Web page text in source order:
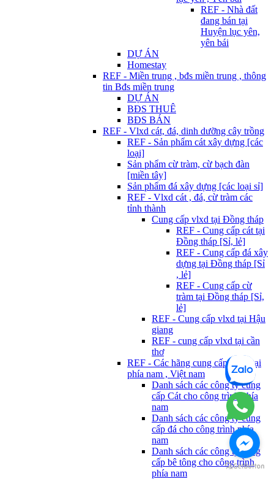
REF - Nhà đất
đang bán tại
Huyện lục yên,
yên bái
DỰ ÁN
Homestay
REF - Miền trung , bđs miền trung , thông
tin Bđs miền trung
DỰ ÁN
BĐS THUÊ
BĐS BÁN
REF - Vlxd cát, đá, dinh dưỡng cây trồng
REF - Sản phẩm cát xây dựng [các
loại]
Sản phẩm cừ tràm, cừ bạch đàn
[miền tây]
Sản phẩm đá xây dựng [các loại sỉ]
REF - Vlxd cát , đá, cừ tràm các
tỉnh thành
Cung cấp vlxd tại Đồng tháp
REF - Cung cấp cát tại
Đồng tháp [Sỉ, lẻ]
REF - Cung cấp đá xây
dựng tại Đồng tháp [Sỉ
, lẻ]
REF - Cung cấp cừ
tràm tại Đồng tháp [Sỉ,
lẻ]
REF - Cung cấp vlxd tại Hậu
giang
REF - cung cấp vlxd tại cần
thơ
REF - Các hãng cung cấp Vlxd tại
phía nam , Việt nam
Danh sách các công ty cung
cấp Cát cho công trình phía
nam
Danh sách các công ty cung
cấp đá cho công trình phía
nam
Danh sách các công ty cung
cấp bê tông cho công trình
phía nam